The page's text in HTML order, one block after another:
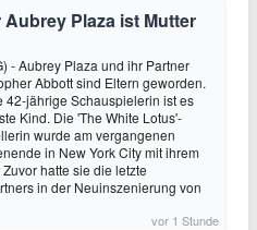
Plaza ist Mutter
- Aubrey Plaza und ihr Partner
Abbott sind Eltern geworden.
42-jährige Schauspielerin ist es
Kind. Die 'The White Lotus'-
wurde am vergangenen
in New York City mit ihrem
hatte sie die letzte
in der Neuinszenierung von
vor 1 Stunde